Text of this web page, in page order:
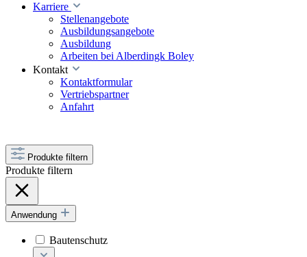
Karriere
Stellenangebote
Ausbildungsangebote
Ausbildung
Arbeiten bei Alberdingk Boley
Kontakt
Kontaktformular
Vertriebspartner
Anfahrt
Produkte filtern
Produkte filtern
Anwendung
Bautenschutz